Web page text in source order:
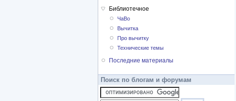
Библиотечное
ЧаВо
Вычитка
Про вычитку
Технические темы
Последние материалы
Поиск по блогам и форумам